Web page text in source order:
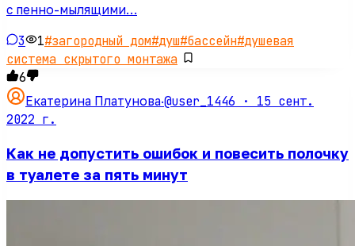
с пенно-мылящими…
3 1#загородный дом#душ#бассейн#душевая
система скрытого монтажа
6
Екатерина Платунова·@user_1446 · 15 сент.
2022 г.
Как не допустить ошибок и повесить полочку
в туалете за пять минут